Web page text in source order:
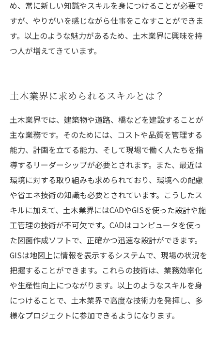
め、常に新しい知識やスキルを身につけることが必要で
すが、やりがいを感じながら仕事をこなすことができま
す。以上のような魅力があるため、土木業界に興味を持
つ人が増えてきています。
土木業界に求められるスキルとは？
土木業界では、建築物や道路、橋などを建設することが
主な業務です。そのためには、コストや品質を管理する
能力、計画を立てる能力、そして現場で働く人たちを指
導するリーダーシップが必要とされます。また、最近は
環境に対する取り組みも求められており、環境への配慮
や省エネ技術の知識も必要とされています。こうしたス
キルに加えて、土木業界にはCADやGISを使った設計や施
工管理の技術が不可欠です。CADはコンピュータを使っ
た図面作成ソフトで、正確かつ迅速な設計ができます。
GISは地図上に情報を表示するシステムで、現場の状況を
把握することができます。これらの技術は、業務効率化
や生産性向上につながります。以上のようなスキルを身
につけることで、土木業界で高度な技術力を発揮し、多
様なプロジェクトに参加できるようになります。